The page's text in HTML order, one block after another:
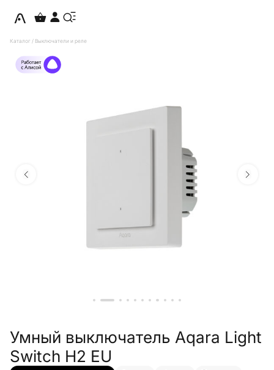
Каталог / Выключатели и реле
Умный выключатель Aqara Light
Switch H2 EU